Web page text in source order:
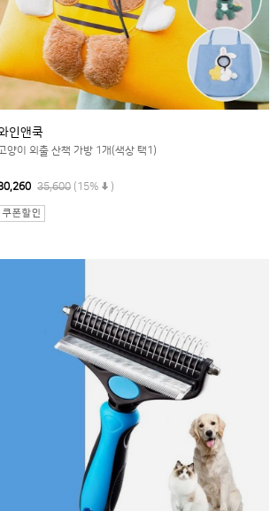
인앤쿡
양이 외출 산책 가방 1개(색상 택1)
35,600 (15% )